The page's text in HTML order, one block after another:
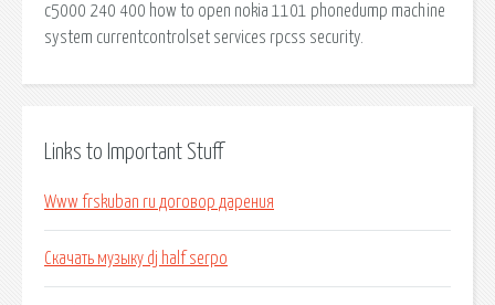
c5000 240 400 how to open nokia 1101 phonedump machine
system currentcontrolset services rpcss security.
Links to Important Stuff
Www frskuban ru договор дарения
Скачать музыку dj half serpo